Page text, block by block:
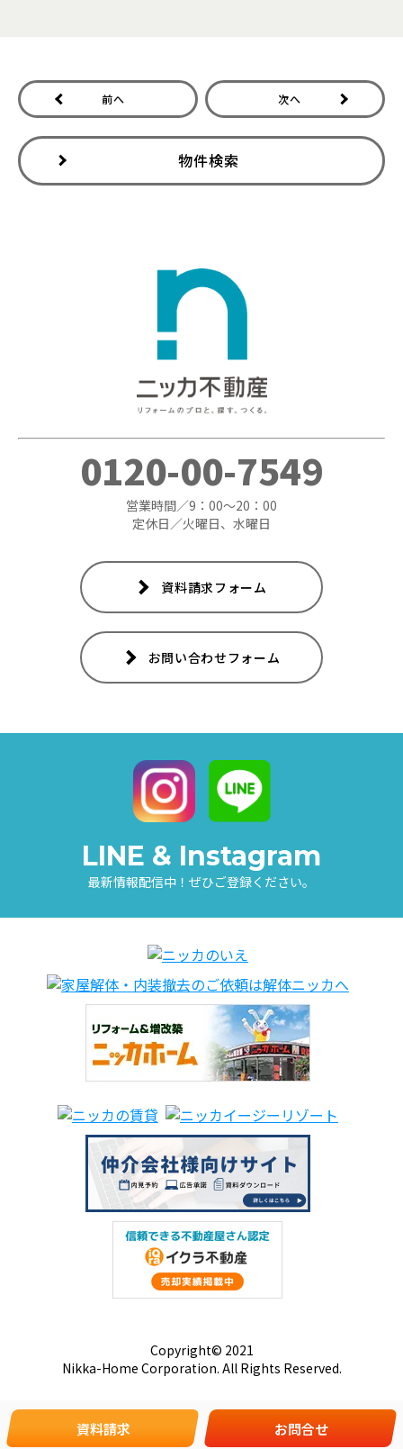
資料請求 お問合せ
前へ
物件検索
次へ
0120-00-7549
営業時間／9：00～20：00
定休日／火曜日、水曜日
資料請求フォーム
お問い合わせフォーム
LINE & Instagram
最新情報配信中！ぜひご登録ください。
Copyright© 2021
Nikka-Home Corporation. All Rights Reserved.